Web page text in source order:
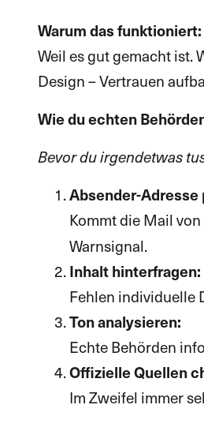
Warum das funktioniert:
Weil es gut gemacht ist.
Design – Vertrauen
Wie du echten
Bevor du irgendetwas
Absender-Adresse
Kommt die Mail
Warnsignal.
Inhalt hinterfragen:
Fehlen individuelle
Ton analysieren:
Echte Behörden
Offizielle Quellen
Im Zweifel immer